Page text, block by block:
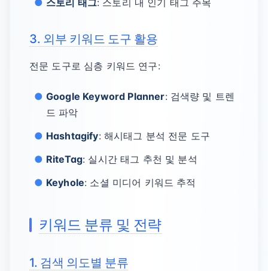
스토리 태그: 스토리 내 인기 태그 주목
3. 외부 키워드 도구 활용
전문 도구로 심층 키워드 연구:
Google Keyword Planner: 검색량 및 트렌
드 파악
Hashtagify: 해시태그 분석 전문 도구
RiteTag: 실시간 태그 추천 및 분석
Keyhole: 소셜 미디어 키워드 추적
키워드 분류 및 전략
1. 검색 의도별 분류